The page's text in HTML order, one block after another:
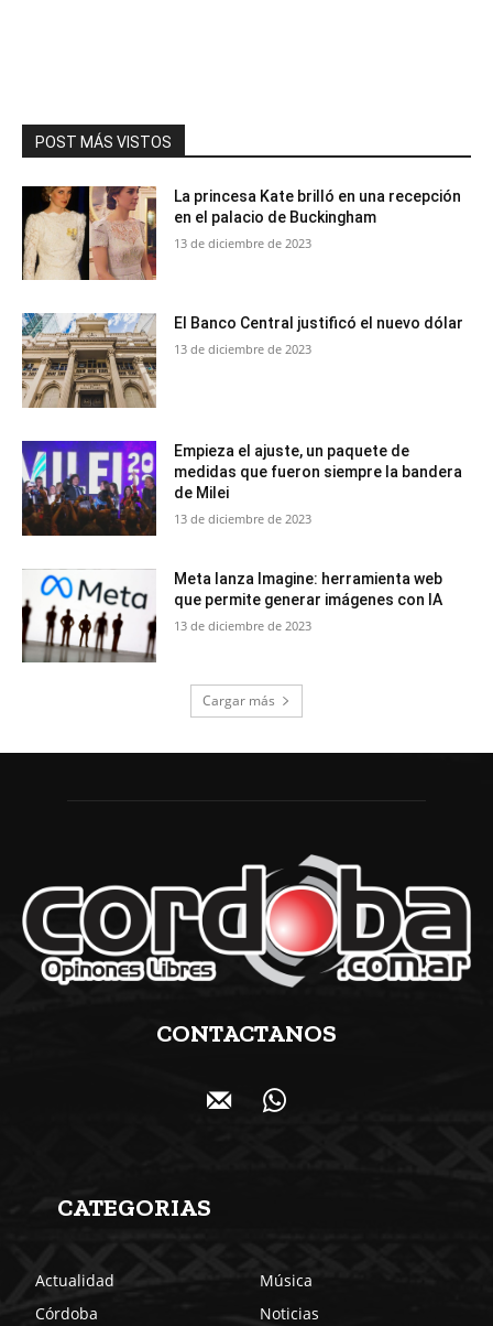
POST MÁS VISTOS
La princesa Kate brilló en una recepción
en el palacio de Buckingham
13 de diciembre de 2023
El Banco Central justificó el nuevo dólar
13 de diciembre de 2023
Empieza el ajuste, un paquete de
medidas que fueron siempre la bandera
de Milei
13 de diciembre de 2023
Meta lanza Imagine: herramienta web
que permite generar imágenes con IA
13 de diciembre de 2023
Cargar más
CONTACTANOS
CATEGORIAS
Actualidad
Córdoba
Música
Noticias